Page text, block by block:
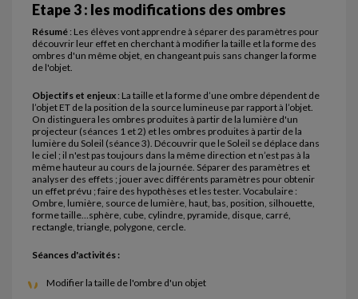
Etape 3 : les modifications des ombres
Résumé : Les élèves vont apprendre à séparer des paramètres pour
découvrir leur effet en cherchant à modifier la taille et la forme des
ombres d'un même objet, en changeant puis sans changer la forme
de l'objet.
Objectifs et enjeux : La taille et la forme d’une ombre dépendent de
l’objet ET de la position de la source lumineuse par rapport à l’objet.
On distinguera les ombres produites à partir de la lumière d'un
projecteur (séances 1 et 2) et les ombres produites à partir de la
lumière du Soleil (séance 3). Découvrir que le Soleil se déplace dans
le ciel ; il n'est pas toujours dans la même direction et n’est pas à la
même hauteur au cours de la journée. Séparer des paramètres et
analyser des effets ; jouer avec différents paramètres pour obtenir
un effet prévu ; faire des hypothèses et les tester. Vocabulaire :
Ombre, lumière, source de lumière, haut, bas, position, silhouette,
forme taille…sphère, cube, cylindre, pyramide, disque, carré,
rectangle, triangle, polygone, cercle.
Séances d'activités :
Modifier la taille de l'ombre d'un objet